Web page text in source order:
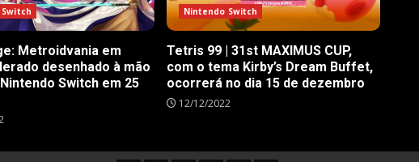
Metroidvania em
desenhado à mão
Switch em 25
Nintendo Switch
Tetris 99 | 31st MAXIMUS CUP,
com o tema Kirby’s Dream Buffet,
ocorrerá no dia 15 de dezembro
12/12/2022